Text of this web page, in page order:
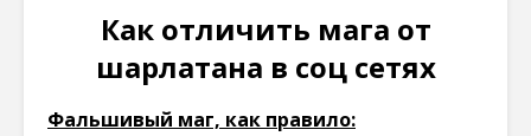
Как отличить мага от
шарлатана в соц сетях
Фальшивый маг, как правило: